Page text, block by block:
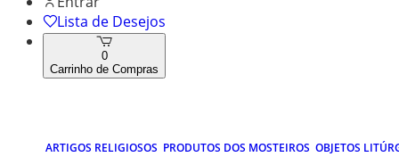
Lista de Desejos
0
Carrinho de Compras
ARTIGOS RELIGIOSOS PRODUTOS DOS MOSTEIROS OBJETOS